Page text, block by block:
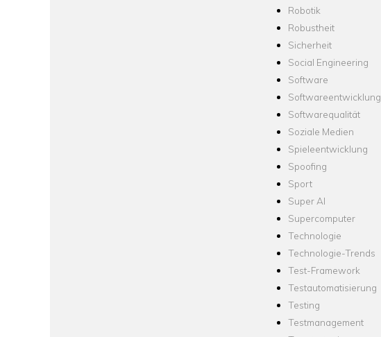
Robotik
Robustheit
Sicherheit
Social Engineering
Software
Softwareentwicklung
Softwarequalität
Soziale Medien
Spieleentwicklung
Spoofing
Sport
Super AI
Supercomputer
Technologie
Technologie-Trends
Test-Framework
Testautomatisierung
Testing
Testmanagement